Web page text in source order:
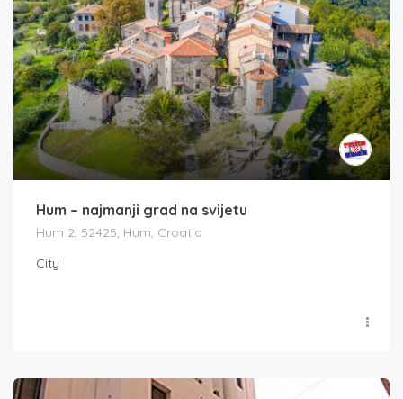
Hum – najmanji grad na svijetu
Hum 2, 52425, Hum, Croatia
City